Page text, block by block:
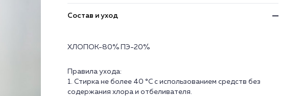
Состав и уход
ХЛОПОК-80% ПЭ-20%
Правила ухода:
1. Стирка не более 40 °C с использованием средств без
содержания хлора и отбеливателя.